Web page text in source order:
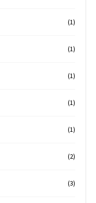
(1)
(1)
(1)
(1)
(1)
(2)
(3)